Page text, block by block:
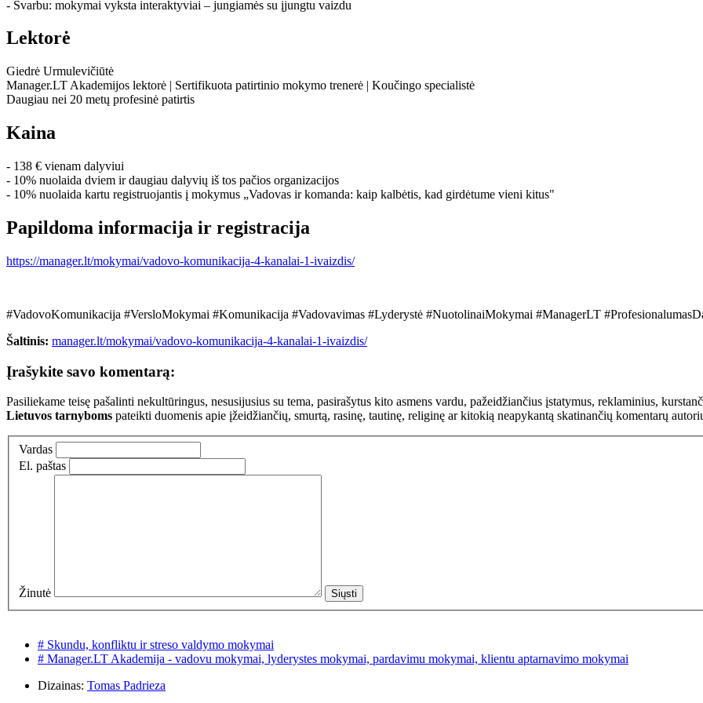
- Svarbu: mokymai vyksta interaktyviai – jungiamės su įjungtu vaizdu
Lektorė
Giedrė Urmulevičiūtė
Manager.LT Akademijos lektorė | Sertifikuota patirtinio mokymo trenerė | Koučingo specialistė
Daugiau nei 20 metų profesinė patirtis
Kaina
- 138 € vienam dalyviui
- 10% nuolaida dviem ir daugiau dalyvių iš tos pačios organizacijos
- 10% nuolaida kartu registruojantis į mokymus „Vadovas ir komanda: kaip kalbėtis, kad girdėtume vieni kitus"
Papildoma informacija ir registracija
https://manager.lt/mokymai/vadovo-komunikacija-4-kanalai-1-ivaizdis/
#VadovoKomunikacija #VersloMokymai #Komunikacija #Vadovavimas #Lyderystė #NuotolinaiMokymai #ManagerLT
Šaltinis: manager.lt/mokymai/vadovo-komunikacija-4-kanalai-1-ivaizdis/
Įrašykite savo komentarą:
Pasiliekame teisę pašalinti nekultūringus, nesusijusius su tema, pasirašytus kito asmens vardu, pažeidžiančius įstatymus, reklaminius,
Lietuvos tarnyboms pateikti duomenis apie įžeidžiančių, smurtą, rasinę, tautinę, religinę ar kitokią neapykantą skatinančių komentarų
Vardas
El. paštas
Žinutė
# Skundu, konfliktu ir streso valdymo mokymai
# Manager.LT Akademija - vadovu mokymai, lyderystes mokymai, pardavimu mokymai, klientu aptarnavimo mokymai
Dizainas: Tomas Padrieza